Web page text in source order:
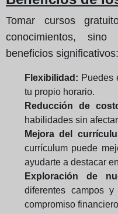
Tomar cursos
conocimientos,
beneficios significativos:
Flexibilidad: Puedes
tu propio horario.
Reducción de
habilidades sin
Mejora del
currículum puede
ayudarte a destacar
Exploración de
diferentes campos
compromiso